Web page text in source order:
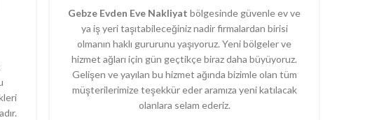
Gebze Evden Eve Nakliyat bölgesinde güvenle ev ve
ya iş yeri taşıtabileceğiniz nadir firmalardan birisi
olmanın haklı gururunu yaşıyoruz. Yeni bölgeler ve
hizmet ağları için gün geçtikçe biraz daha büyüyoruz.
Gelişen ve yayılan bu hizmet ağında bizimle olan tüm
müşterilerimize teşekkür eder aramıza yeni katılacak
olanlara selam ederiz.